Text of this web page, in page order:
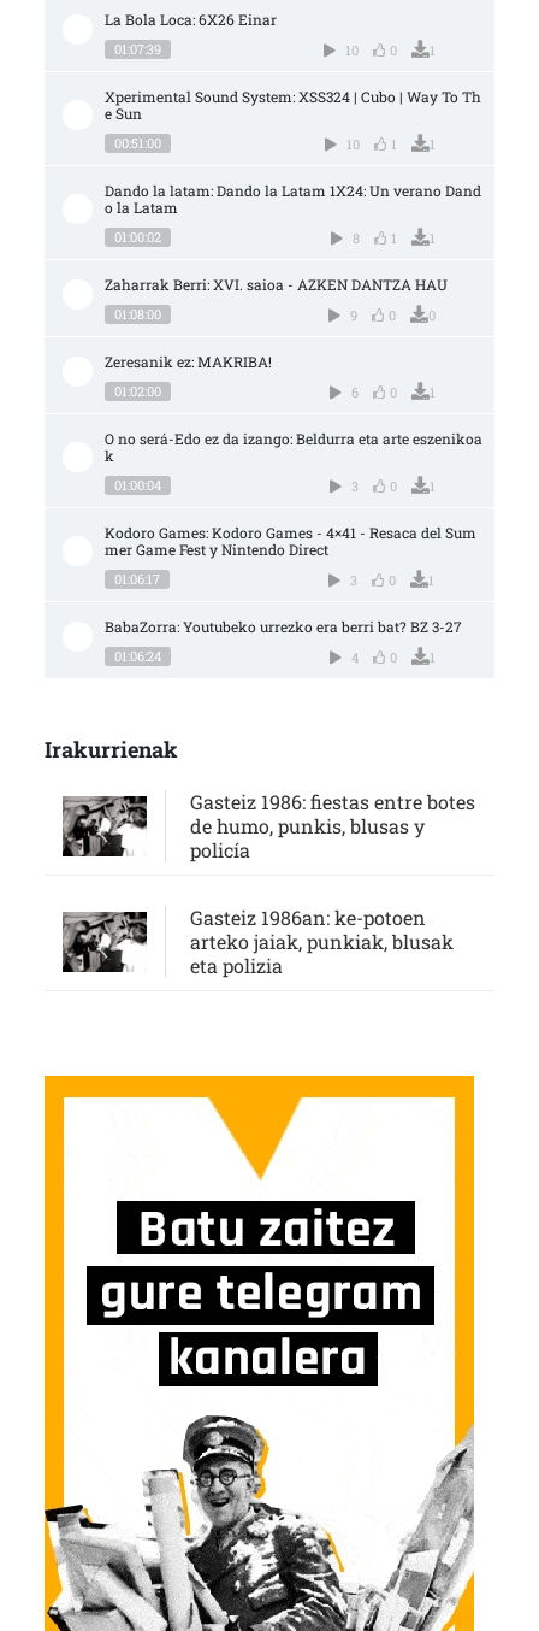
La Bola Loca: 6X26 Einar
01:07:39 10 0 1
Xperimental Sound System: XSS324 | Cubo | Way To Th
e Sun
00:51:00 10 1 1
Dando la latam: Dando la Latam 1X24: Un verano Dand
o la Latam
01:00:02 8 1 1
Zaharrak Berri: XVI. saioa - AZKEN DANTZA HAU
01:08:00 9 0 0
Zeresanik ez: MAKRIBA!
01:02:00 6 0 1
O no será-Edo ez da izango: Beldurra eta arte eszenikoa
k
01:00:04 3 0 1
Kodoro Games: Kodoro Games - 4×41 - Resaca del Sum
mer Game Fest y Nintendo Direct
01:06:17 3 0 1
BabaZorra: Youtubeko urrezko era berri bat? BZ 3-27
01:06:24 4 0 1
Irakurrienak
Gasteiz 1986: fiestas entre botes
de humo, punkis, blusas y
policía
Gasteiz 1986an: ke-potoen
arteko jaiak, punkiak, blusak
eta polizia